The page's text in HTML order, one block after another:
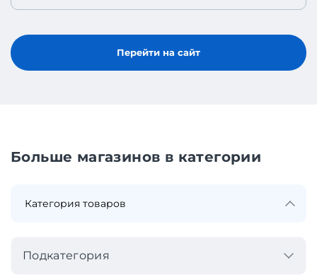
Перейти на сайт
Больше магазинов в категории
Подкатегория